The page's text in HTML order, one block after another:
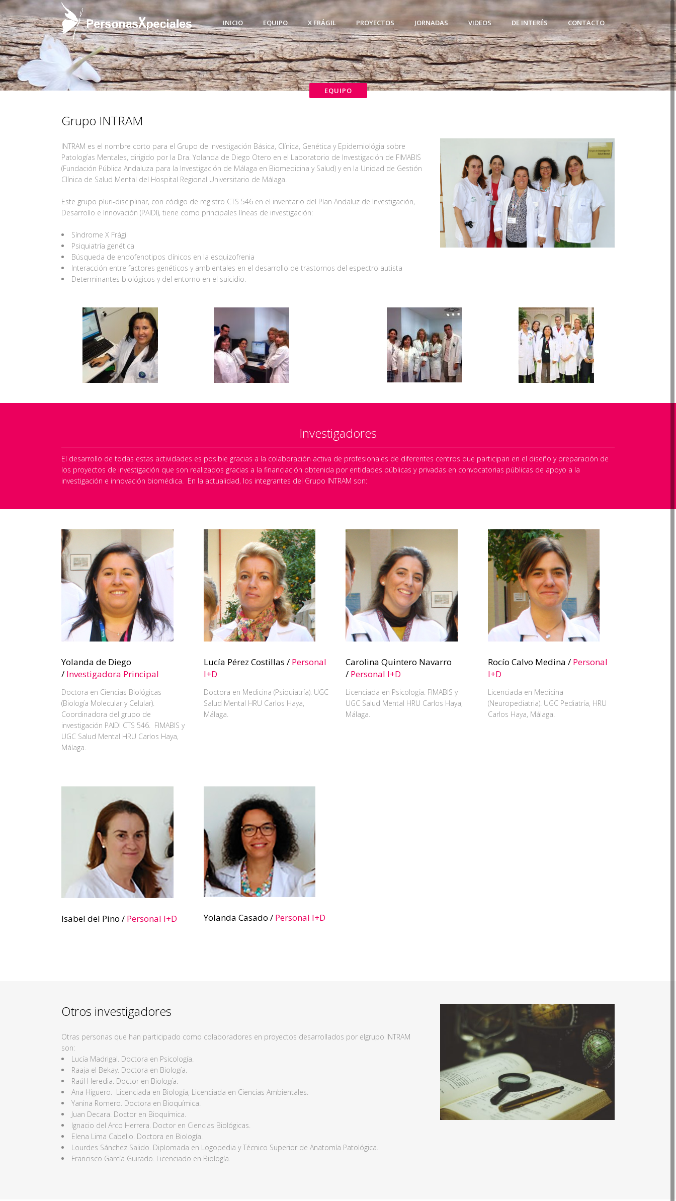
INICIO EQUIPO X FRÁGIL PROYECTOS JORNADAS VIDEOS DE INTERÉS CONTACTO
EQUIPO
Grupo INTRAM
INTRAM es el nombre corto para el Grupo de Investigación Básica, Clínica, Genética y Epidemiológia sobre
Patologías Mentales, dirigido por la Dra. Yolanda de Diego Otero en el Laboratorio de Investigación de FIMABIS
(Fundación Pública Andaluza para la Investigación de Málaga en Biomedicina y Salud) y en la Unidad de Gestión
Clínica de Salud Mental del Hospital Regional Universitario de Málaga.
Este grupo pluri-disciplinar, con código de registro CTS 546 en el inventario del Plan Andaluz de Investigación,
Desarrollo e Innovación (PAIDI), tiene como principales líneas de investigación:
Síndrome X Frágil
Psiquiatría genética
Búsqueda de endofenotipos clínicos en la esquizofrenia
Interacción entre factores genéticos y ambientales en el desarrollo de trastornos del espectro autista
Determinantes biológicos y del entorno en el suicidio.
Investigadores
El desarrollo de todas estas actividades es posible gracias a la colaboración activa de profesionales de diferentes centros que participan en el diseño y preparación de
los proyectos de investigación que son realizados gracias a la financiación obtenida por entidades públicas y privadas en convocatorias públicas de apoyo a la
investigación e innovación biomédica. En la actualidad, los integrantes del Grupo INTRAM son:
Yolanda de Diego
/ Investigadora Principal
Doctora en Ciencias Biológicas
(Biología Molecular y Celular).
Coordinadora del grupo de
investigación PAIDI CTS 546. FIMABIS y
UGC Salud Mental HRU Carlos Haya,
Málaga.
Lucía Pérez Costillas / Personal
I+D
Doctora en Medicina (Psiquiatría). UGC
Salud Mental HRU Carlos Haya,
Málaga.
Carolina Quintero Navarro
/ Personal I+D
Licenciada en Psicología. FIMABIS y
UGC Salud Mental HRU Carlos Haya,
Málaga.
Rocío Calvo Medina / Personal
I+D
Licenciada en Medicina
(Neuropediatria). UGC Pediatría, HRU
Carlos Haya, Málaga.
Isabel del Pino / Personal I+D Yolanda Casado / Personal I+D
Otros investigadores
Otras personas que han participado como colaboradores en proyectos desarrollados por elgrupo INTRAM
son:
Lucía Madrigal. Doctora en Psicología.
Raaja el Bekay. Doctora en Biología.
Raúl Heredia. Doctor en Biología.
Ana Higuero. Licenciada en Biología, Licenciada en Ciencias Ambientales.
Yanina Romero. Doctora en Bioquímica.
Juan Decara. Doctor en Bioquímica.
Ignacio del Arco Herrera. Doctor en Ciencias Biológicas.
Elena Lima Cabello. Doctora en Biología.
Lourdes Sánchez Salido. Diplomada en Logopedia y Técnico Superior de Anatomía Patológica.
Francisco García Guirado. Licenciado en Biología.